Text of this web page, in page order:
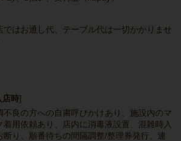
ではお通し代、テーブル代は一切かかりませ
店時]
不良の方への自粛呼びかけあり
施設内のマ
着用依頼あり
店内に消毒液設置
混雑時入
断り
順番待ちの間隔調整/整理券発行
連